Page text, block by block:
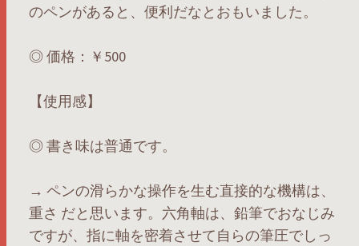
のペンがあると、便利だなとおもいました。
◎ 価格：￥500
【使用感】
◎ 書き味は普通です。
→ ペンの滑らかな操作を生む直接的な機構は、
重さ だと思います。六角軸は、鉛筆でおなじみ
ですが、指に軸を密着させて自らの筆圧でしっ